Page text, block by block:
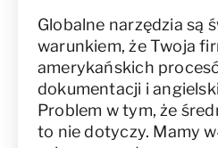
Globalne narzędzia są
warunkiem, że Twoja
amerykańskich
dokumentacji i
Problem w tym, że
to nie dotyczy. Mamy